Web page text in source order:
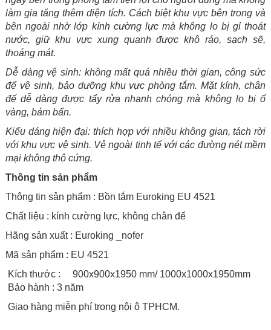
làm gia tăng thêm diện tích. Cách biệt khu vực bên trong và
bên ngoài nhờ lớp kính cường lực mà không lo bị gỉ thoát
nước, giữ khu vực xung quanh được khô ráo, sạch sẽ,
thoáng mát.
Dễ dàng vệ sinh: không mất quá nhiều thời gian, công sức
để vệ sinh, bảo dưỡng khu vực phòng tắm. Mặt kính, chân
đế dễ dàng được tẩy rửa nhanh chóng mà không lo bị ố
vàng, bám bẩn.
Kiểu dáng hiện đại: thích hợp với nhiều không gian, tách rời
với khu vực vệ sinh. Vẻ ngoài tinh tế với các đường nét mềm
mại không thô cứng.
Thông tin sản phẩm
Thông tin sản phẩm : Bồn tắm Euroking EU 4521
Chất liệu : kính cường lực, không chân đế
Hãng sản xuất : Euroking _nofer
Mã sản phẩm : EU 4521
Kích thước :
900x900x1950 mm/ 1000x1000x1950mm
Bảo hành : 3 năm
Giao hàng miễn phí trong nội ô TPHCM.